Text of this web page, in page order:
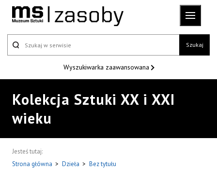
Szukaj
Wyszukiwarka zaawansowana
Kolekcja Sztuki XX i XXI
wieku
Jesteś tutaj:
Strona główna > Dzieła > Bez tytułu